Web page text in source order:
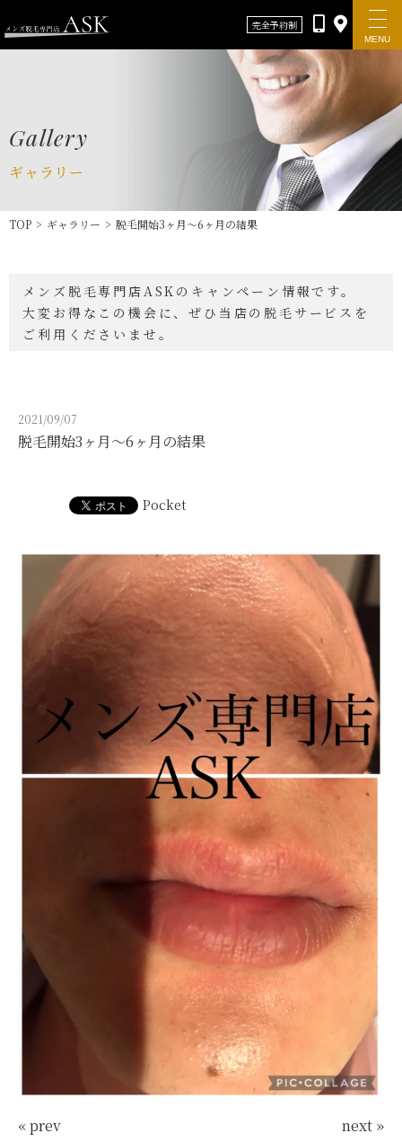
完全予約制
MENU
新着情報
ASKについて
FAQ
サイトのご利用について
ギャラリー
未成年者同意書
ご予約・お問い合わせ
Gallery
ギャラリー
TOP > ギャラリー > 脱毛開始3ヶ月〜6ヶ月の結果
メンズ脱毛専門店ASKのキャンペーン情報です。
大変お得なこの機会に、ぜひ当店の脱毛サービスを
ご利用くださいませ。
2021/09/07
脱毛開始3ヶ月〜6ヶ月の結果
Pocket
« prev next »